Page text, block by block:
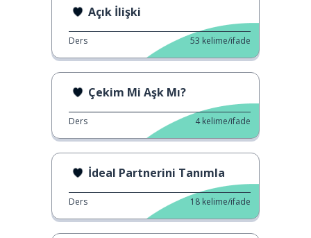
Açık İlişki
Ders 53 kelime/ifade
Çekim Mi Aşk Mı?
Ders 4 kelime/ifade
İdeal Partnerini Tanımla
Ders 18 kelime/ifade